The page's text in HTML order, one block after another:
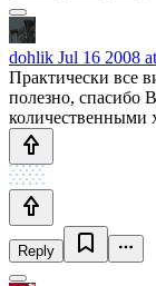
dohlik Jul 16 2008
Практически все
полезно, спасибо
количественными
Reply